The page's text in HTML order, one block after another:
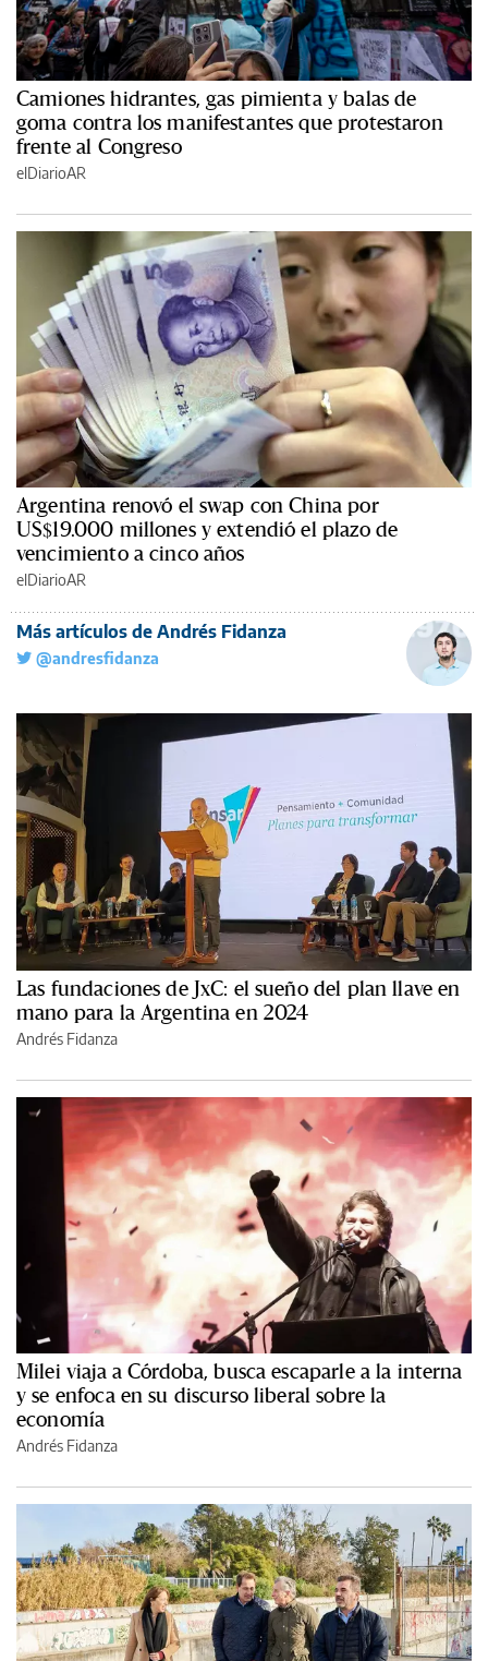
Camiones hidrantes, gas pimienta y balas de
goma contra los manifestantes que protestaron
frente al Congreso
elDiarioAR
Argentina renovó el swap con China por
US$19.000 millones y extendió el plazo de
vencimiento a cinco años
elDiarioAR
Más artículos de Andrés Fidanza
@andresfidanza
Las fundaciones de JxC: el sueño del plan llave en
mano para la Argentina en 2024
Andrés Fidanza
Milei viaja a Córdoba, busca escaparle a la interna
y se enfoca en su discurso liberal sobre la
economía
Andrés Fidanza